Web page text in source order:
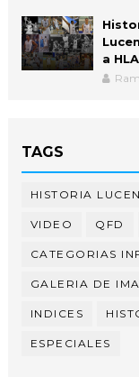
a
TAGS
HISTORIA
VIDEO QFD
CATEGORIAS
GALERIA DE
INDICES
ESPECIALES